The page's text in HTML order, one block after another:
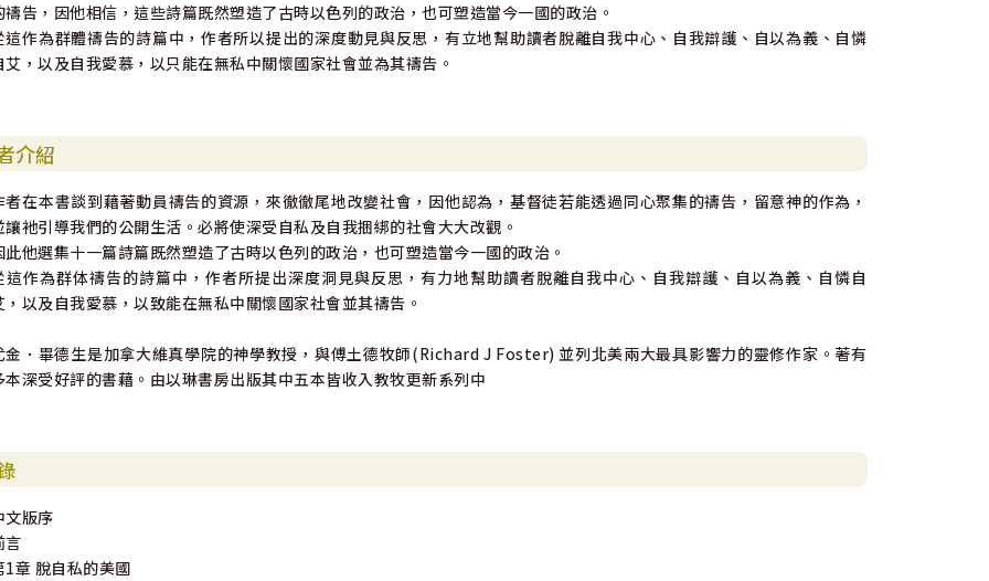
禱告，因他相信，這些詩篇既然塑造了古時以色列的政治，也可塑造當今一國的政治。
這作為群體禱告的詩篇中，作者所以提出的深度動見與反思，有立地幫助讀者脫離自我中心、自我辯護、自以為義、自憐
艾，以及自我愛慕，以只能在無私中關懷國家社會並為其禱告。
介紹
者在本書談到藉著動員禱告的資源，來徹徹尾地改變社會，因他認為，基督徒若能透過同心聚集的禱告，留意神的作為，
讓衪引導我們的公開生活。必將使深受自私及自我捆綁的社會大大改觀。
此他選集十一篇詩篇既然塑造了古時以色列的政治，也可塑造當今一國的政治。
這作為群体禱告的詩篇中，作者所提出深度洞見與反思，有力地幫助讀者脫離自我中心、自我辯護、自以為義、自憐自
，以及自我愛慕，以致能在無私中關懷國家社會並其禱告。
金．畢德生是加拿大維真學院的神學教授，與傅土德牧師(Richard J Foster) 並列北美兩大最具影響力的靈修作家。著有
本深受好評的書藉。由以琳書房出版其中五本皆收入教牧更新系列中
文版序
言
1章 脫自私的美國